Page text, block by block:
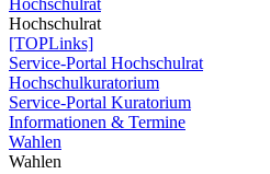
Hochschulrat
Hochschulrat
[TOPLinks]
Service-Portal Hochschulrat
Hochschulkuratorium
Service-Portal Kuratorium
Informationen & Termine
Wahlen
Wahlen